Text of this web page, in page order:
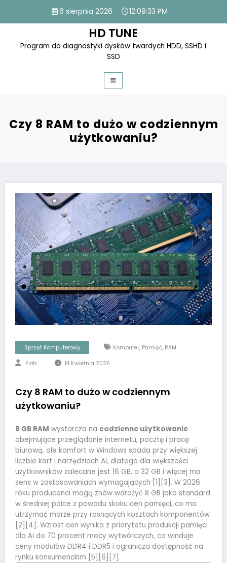
content
6 sierpnia 2026 12:09:33 PM
HD TUNE
Program do diagnostyki dysków twardych HDD, SSHD i
SSD
Czy 8 RAM to dużo w codziennym
użytkowaniu?
Sprzęt Komputerowy Komputer, Pamięć, RAM
Piotr 14 Kwietnia 2026
Czy 8 RAM to dużo w codziennym
użytkowaniu?
8 GB RAM wystarcza na codzienne użytkowanie
obejmujące przeglądanie internetu, pocztę i pracę
biurową, ale komfort w Windows spada przy większej
liczbie kart i narzędziach AI, dlatego dla większości
użytkowników zalecane jest 16 GB, a 32 GB i więcej ma
sens w zastosowaniach wymagających [1][3]. W 2026
roku producenci mogą znów wdrożyć 8 GB jako standard
w średniej półce z powodu skoku cen pamięci, co ma
utrzymać marże przy rosnących kosztach komponentów
[2][4]. Wzrost cen wynika z priorytetu produkcji pamięci
dla AI do 70 procent mocy wytwórczych, co winduje
ceny modułów DDR4 i DDR5 i ogranicza dostępność na
rynku konsumenckim [5][6][7].